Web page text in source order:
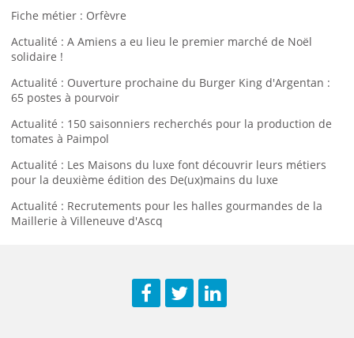
Fiche métier : Orfèvre
Actualité : A Amiens a eu lieu le premier marché de Noël
solidaire !
Actualité : Ouverture prochaine du Burger King d'Argentan :
65 postes à pourvoir
Actualité : 150 saisonniers recherchés pour la production de
tomates à Paimpol
Actualité : Les Maisons du luxe font découvrir leurs métiers
pour la deuxième édition des De(ux)mains du luxe
Actualité : Recrutements pour les halles gourmandes de la
Maillerie à Villeneuve d'Ascq